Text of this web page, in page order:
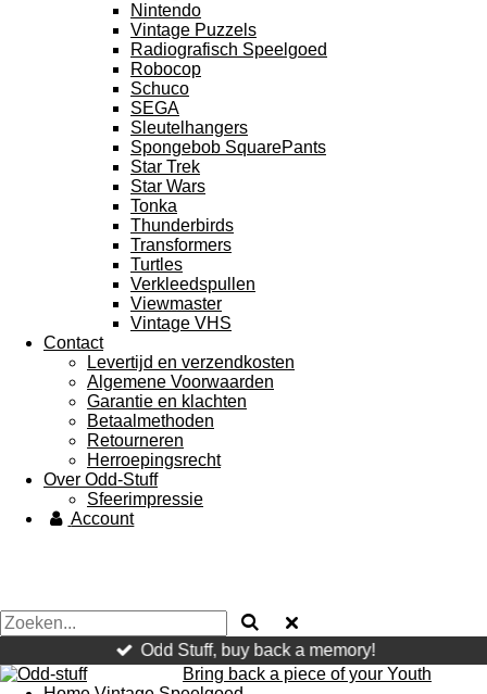
Nintendo
Vintage Puzzels
Radiografisch Speelgoed
Robocop
Schuco
SEGA
Sleutelhangers
Spongebob SquarePants
Star Trek
Star Wars
Tonka
Thunderbirds
Transformers
Turtles
Verkleedspullen
Viewmaster
Vintage VHS
Contact
Levertijd en verzendkosten
Algemene Voorwaarden
Garantie en klachten
Betaalmethoden
Retourneren
Herroepingsrecht
Over Odd-Stuff
Sfeerimpressie
Account
Odd Stuff, buy back a memory!
Bring back a piece of your Youth